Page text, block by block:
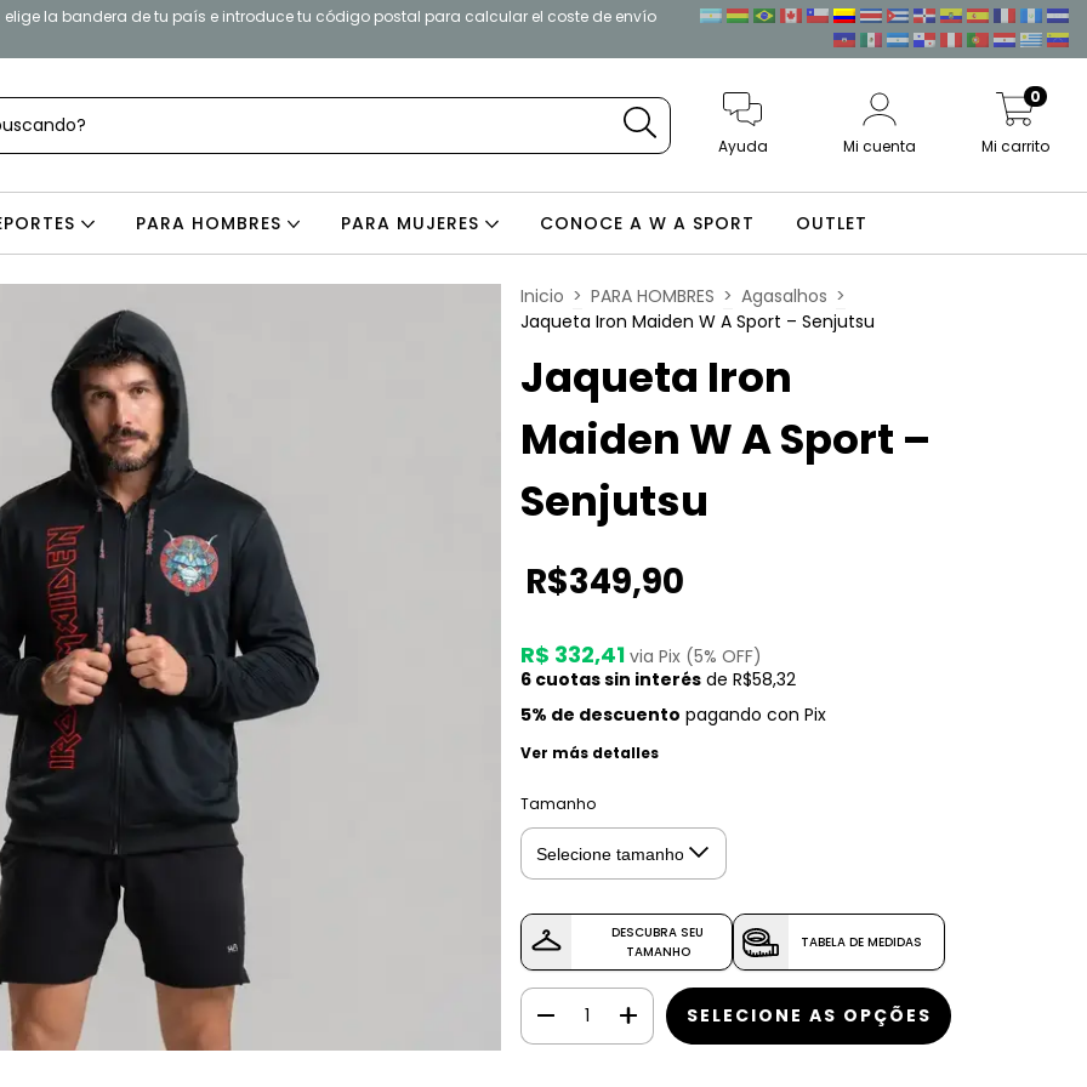
elige la bandera de tu país e introduce tu código postal para calcular el coste de envío
Ayuda Mi cuenta Mi carrito
0
PARA HOMBRES PARA MUJERES CONOCE A W A SPORT OUTLET
Inicio > PARA HOMBRES > Agasalhos >
Jaqueta Iron Maiden W A Sport – Senjutsu
Jaqueta Iron
Maiden W A Sport –
Senjutsu
R$349,90
R$ 332,41 via Pix (5% OFF)
6 cuotas sin interés de R$58,32
5% de descuento pagando con Pix
Ver más detalles
Tamanho
DESCUBRA SEU
TAMANHO
TABELA DE MEDIDAS